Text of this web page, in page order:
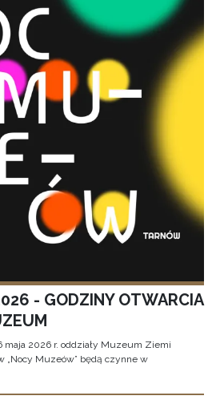
- GODZINY OTWARCIA
maja 2026 r. oddziały Muzeum Ziemi
„Nocy Muzeów” będą czynne w